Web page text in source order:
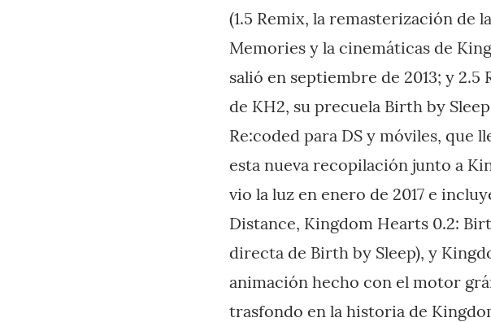
(1.5 Remix, la remasterización de
Memories y la cinemáticas de
salió en septiembre de 2013; y
de KH2, su precuela Birth by
Re:coded para DS y móviles, que
esta nueva recopilación junto a
vio la luz en enero de 2017 e
Distance, Kingdom Hearts 0.2:
directa de Birth by Sleep), y
animación hecho con el motor
trasfondo en la historia de